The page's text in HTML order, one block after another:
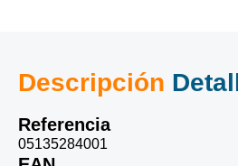
Descripción
Referencia
05135284001